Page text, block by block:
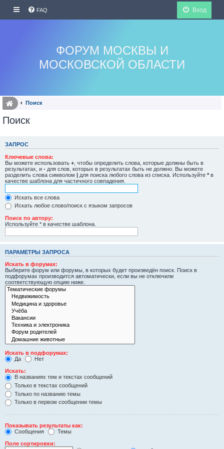
FAQ Вход
ФОРУМ МОСКВЫ И
МОСКОВСКОЙ ОБЛАСТИ
Поиск
Поиск
ЗАПРОС
Ключевые слова:
Вы можете использовать + , чтобы определить слова, которые должны быть в
результатах, и - для слов, которых в результатах быть не должно. Вы можете
разделить слова символом | для поиска любого слова из списка. Используйте * в
качестве шаблона для частичного совпадения.
Искать все слова
Искать любое слово/поиск с языком запросов
Поиск по автору:
Используйте * в качестве шаблона.
ПАРАМЕТРЫ ЗАПРОСА
Искать в форумах:
Выберите форум или форумы, в которых будет произведён поиск. Поиск в
подфорумах производится автоматически, если вы не отключили
соответствующую опцию ниже.
Искать в подфорумах:
Да
Нет
Искать:
В названиях тем и текстах сообщений
Только в текстах сообщений
Только по названию темы
Только в первом сообщении темы
Показывать результаты как:
Сообщения
Темы
Поле сортировки: